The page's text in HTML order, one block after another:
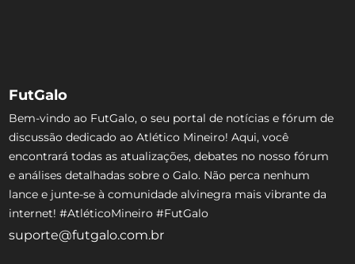
FutGalo
Bem-vindo ao FutGalo, o seu portal de notícias e fórum de
discussão dedicado ao Atlético Mineiro! Aqui, você
encontrará todas as atualizações, debates no nosso fórum
e análises detalhadas sobre o Galo. Não perca nenhum
lance e junte-se à comunidade alvinegra mais vibrante da
internet! #AtléticoMineiro #FutGalo
suporte@futgalo.com.br